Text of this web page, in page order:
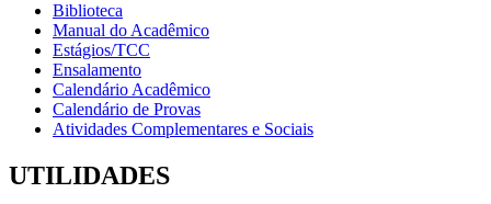
Biblioteca
Manual do Acadêmico
Estágios/TCC
Ensalamento
Calendário Acadêmico
Calendário de Provas
Atividades Complementares e Sociais
UTILIDADES